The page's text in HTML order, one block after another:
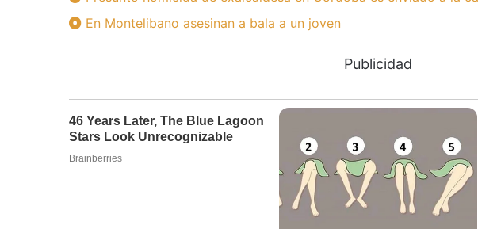
En Montelibano asesinan a bala a un joven
Publicidad